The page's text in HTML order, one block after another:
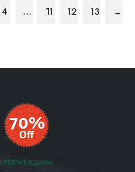
4 … 11 12 13 →
OFERTA EXCLUSIVA